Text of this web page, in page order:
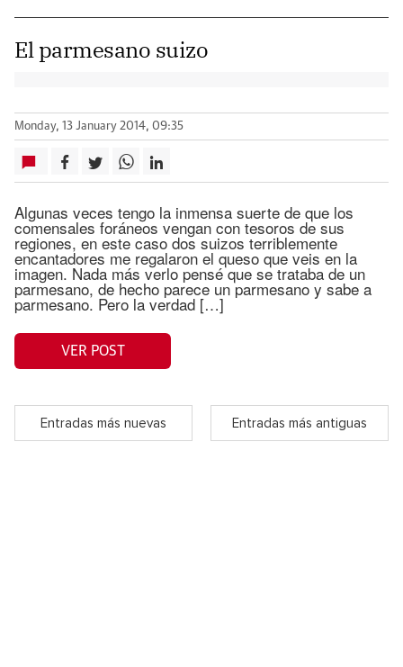
El parmesano suizo
Monday, 13 January 2014, 09:35
Algunas veces tengo la inmensa suerte de que los
comensales foráneos vengan con tesoros de sus
regiones, en este caso dos suizos terriblemente
encantadores me regalaron el queso que veis en la
imagen. Nada más verlo pensé que se trataba de un
parmesano, de hecho parece un parmesano y sabe a
parmesano. Pero la verdad […]
VER POST
Entradas más nuevas Entradas más antiguas